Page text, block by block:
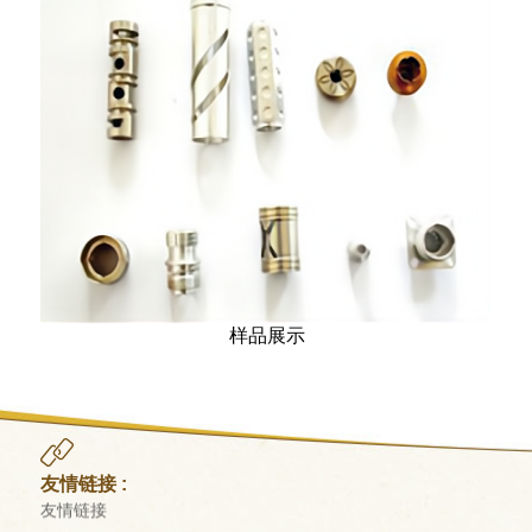
样品展示
友情链接 :
友情链接